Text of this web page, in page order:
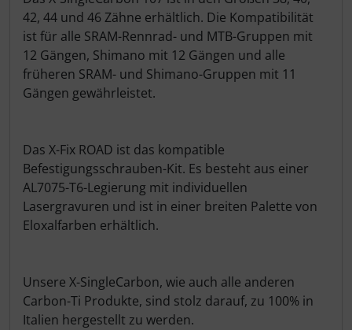
42, 44 und 46 Zähne erhältlich. Die Kompatibilität
ist für alle SRAM-Rennrad- und MTB-Gruppen mit
12 Gängen, Shimano mit 12 Gängen und alle
früheren SRAM- und Shimano-Gruppen mit 11
Gängen gewährleistet.
Das X-Fix ROAD ist das kompatible
Befestigungsschrauben-Kit. Es besteht aus einer
AL7075-T6-Legierung mit individuellen
Lasergravuren und ist in einer breiten Palette von
Eloxalfarben erhältlich.
Unsere X-SingleCarbon, wie auch alle anderen
Carbon-Ti Produkte, sind stolz darauf, zu 100% in
Italien hergestellt zu werden.
SEKA
Shimano
SRAM
SRM
THM Carbones
Topeak